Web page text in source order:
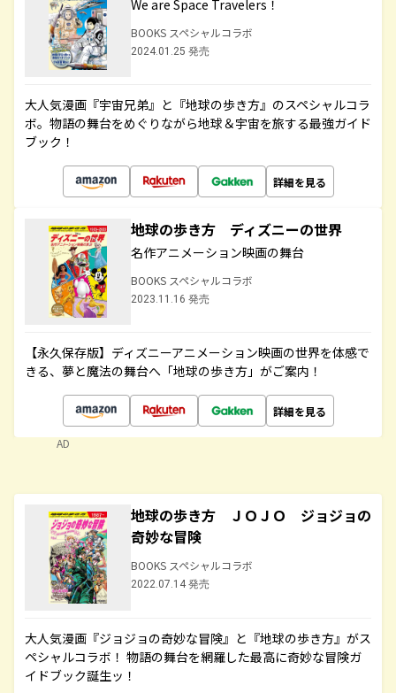
We are Space Travelers！
BOOKS スペシャルコラボ
2024.01.25 発売
大人気漫画『宇宙兄弟』と『地球の歩き方』のスペシャルコラ
ボ。物語の舞台をめぐりながら地球＆宇宙を旅する最強ガイド
ブック！
詳細を見る
地球の歩き方 ディズニーの世界
名作アニメーション映画の舞台
BOOKS スペシャルコラボ
2023.11.16 発売
【永久保存版】ディズニーアニメーション映画の世界を体感で
きる、夢と魔法の舞台へ「地球の歩き方」がご案内！
詳細を見る
AD
地球の歩き方 ＪＯＪＯ ジョジョの
奇妙な冒険
BOOKS スペシャルコラボ
2022.07.14 発売
大人気漫画『ジョジョの奇妙な冒険』と『地球の歩き方』がス
ペシャルコラボ！ 物語の舞台を網羅した最高に奇妙な冒険ガ
イドブック誕生ッ！